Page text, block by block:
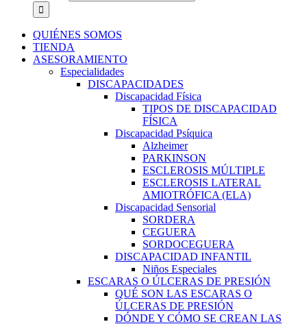
QUIÉNES SOMOS
TIENDA
ASESORAMIENTO
Especialidades
DISCAPACIDADES
Discapacidad Física
TIPOS DE DISCAPACIDAD
FÍSICA
Discapacidad Psíquica
Alzheimer
PARKINSON
ESCLEROSIS MÚLTIPLE
ESCLEROSIS LATERAL
AMIOTRÓFICA (ELA)
Discapacidad Sensorial
SORDERA
CEGUERA
SORDOCEGUERA
DISCAPACIDAD INFANTIL
Niños Especiales
ESCARAS O ÚLCERAS DE PRESIÓN
QUÉ SON LAS ESCARAS O
ÚLCERAS DE PRESIÓN
DÓNDE Y CÓMO SE CREAN LAS